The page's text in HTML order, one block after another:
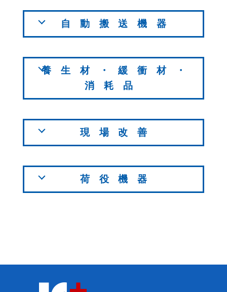
自動搬送機器
養生材・緩衝材・
消耗品
現場改善
荷役機器